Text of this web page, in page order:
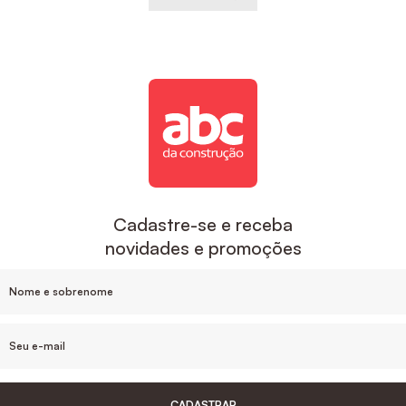
Cadastre-se e receba
novidades e promoções